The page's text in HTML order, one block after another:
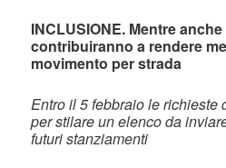
INCLUSIONE. Mentre
contribuiranno a rendere
movimento per strada
Entro il 5 febbraio le richieste
per stilare un elenco da
futuri stanziamenti